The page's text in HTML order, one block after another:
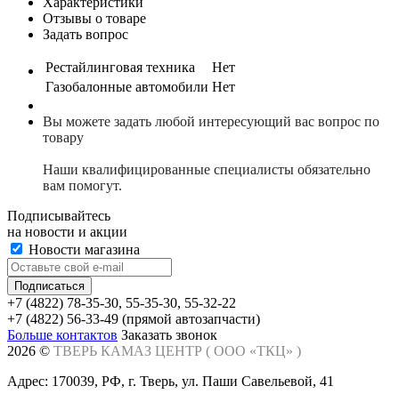
Отзывы о товаре
Задать вопрос
Рестайлинговая техника
Нет
Газобалонные автомобили Нет
Вы можете задать любой интересующий вас вопрос по
товару
Наши квалифицированные специалисты обязательно
вам помогут.
Подписывайтесь
на новости и акции
Новости магазина
+7 (4822) 78-35-30, 55-35-30, 55-32-22
+7 (4822) 56-33-49 (прямой автозапчасти)
Больше контактов Заказать звонок
2026 © ТВЕРЬ КАМАЗ ЦЕНТР ( ООО «ТКЦ» )
Адрес: 170039, РФ, г. Тверь, ул. Паши Савельевой, 41